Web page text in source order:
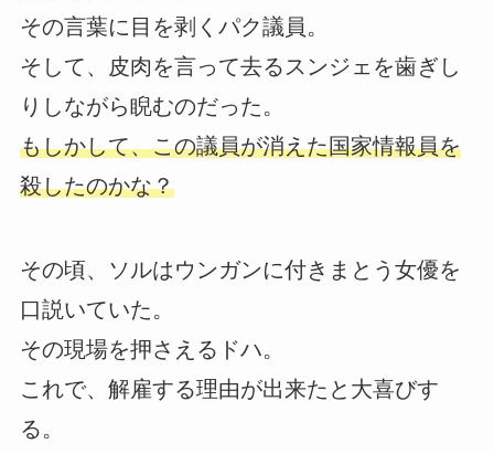
その言葉に目を剥くパク議員。
そして、皮肉を言って去るスンジェを歯ぎし
りしながら睨むのだった。
もしかして、この議員が消えた国家情報員を
殺したのかな？
その頃、ソルはウンガンに付きまとう女優を
口説いていた。
その現場を押さえるドハ。
これで、解雇する理由が出来たと大喜びす
る。